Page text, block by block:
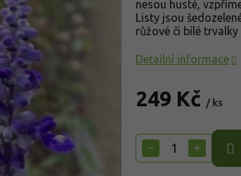
249 Kč / ks
cena:
+
−
nesou husté,
Listy jsou
růžové či bílé
Detailní informace